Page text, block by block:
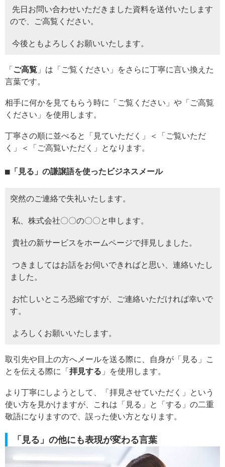
先日お問い合わせいただきました資料を送付いたします
ので、ご高覧ください。
今後ともよろしくお願いいたします。
「 ご高覧 」は「ご覧ください」をさらに丁寧に言い換えた
言葉です。
相手に何かを見てもらう時に「ご覧ください」や「ご高覧
ください」を使用します。
丁寧さの順に並べると「見ていただく」＜「ご覧いただ
く」＜「ご高覧いただく」となります。
「見る」の謙譲語を使ったビジネスメール
突然のご連絡で失礼いたします。
私、株式会社〇〇の〇〇と申します。
貴社の新サービスをホームページで拝見しました。
つきましてはお話をお伺いできればと思い、連絡いたし
ました。
お忙しいところ恐縮ですが、ご連絡いただければ幸いで
す。
よろしくお願いいたします。
取引先や目上の方へメールを送る際に、自身が「見る」こ
とを伝える際に「 拝見する 」を使用します。
より丁寧にしようとして、「拝見させていただく」という
使い方を見かけますが、これは「見る」と「する」の二重
敬語になりますので、誤った使い方となります。
「見る」の他にも表現が変わる言葉